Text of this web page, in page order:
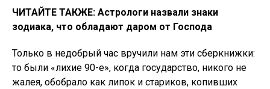
ЧИТАЙТЕ ТАКЖЕ: Астрологи назвали знаки
зодиака, что обладают даром от Господа
Только в недобрый час вручили нам эти сберкнижки:
то были «лихие 90-е», когда государство, никого не
жалея, обобрало как липок и стариков, копивших